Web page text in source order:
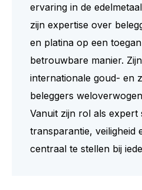
ervaring in de
zijn expertise over
en platina op een
betrouwbare manier.
internationale goud- en
beleggers
Vanuit zijn rol als
transparantie, veiligheid
centraal te stellen bij